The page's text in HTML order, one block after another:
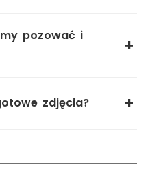
pozować i
zdjęcia?